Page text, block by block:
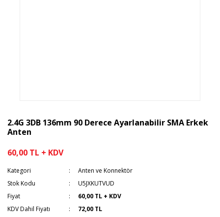
2.4G 3DB 136mm 90 Derece Ayarlanabilir SMA Erkek
Anten
60,00 TL + KDV
Kategori
Anten ve Konnektör
Stok Kodu
U5JXKUTVUD
Fiyat
60,00 TL + KDV
KDV Dahil Fiyatı
72,00 TL